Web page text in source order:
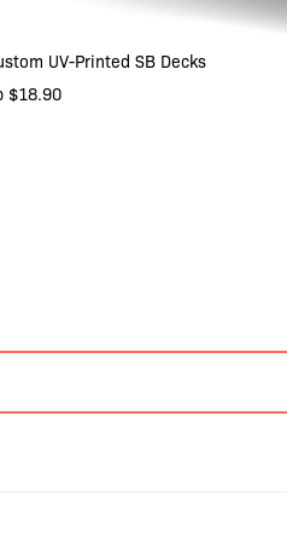
ALL DECKS HAVE THE SAME
ONE DESIGN PER 30 DECKS
UV-Printed SB Decks
$18.90